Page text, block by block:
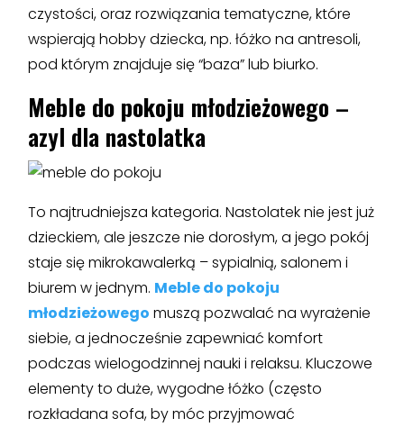
czystości, oraz rozwiązania tematyczne, które
wspierają hobby dziecka, np. łóżko na antresoli,
pod którym znajduje się “baza” lub biurko.
Meble do pokoju młodzieżowego –
azyl dla nastolatka
To najtrudniejsza kategoria. Nastolatek nie jest już
dzieckiem, ale jeszcze nie dorosłym, a jego pokój
staje się mikrokawalerką – sypialnią, salonem i
biurem w jednym. Meble do pokoju
młodzieżowego muszą pozwalać na wyrażenie
siebie, a jednocześnie zapewniać komfort
podczas wielogodzinnej nauki i relaksu. Kluczowe
elementy to duże, wygodne łóżko (często
rozkładana sofa, by móc przyjmować